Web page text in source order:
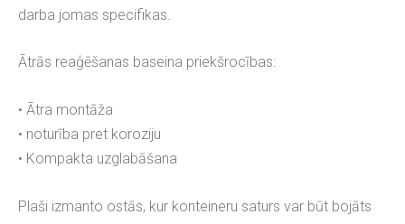
darba jomas specifikas.
Ātrās reaģēšanas baseina priekšrocības:
• Ātra montāža
• noturība pret koroziju
• Kompakta uzglabāšana
Plaši izmanto ostās, kur konteineru saturs var būt bojāts